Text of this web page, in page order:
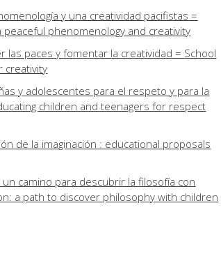
y una creatividad pacifistas =
phenomenology and creativity
las paces y fomentar la creatividad = School
creativity
y adolescentes para el respeto y para la
children and teenagers for respect
de la imaginación : educational proposals
camino para descubrir la filosofía con
a path to discover philosophy with children